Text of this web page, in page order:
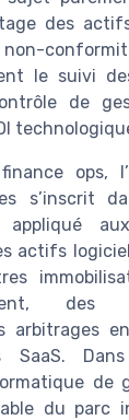
des
le suivi
de
ops,
s’inscrit
appliqué
actifs
des
arbitrages
SaaS.
de
du parc